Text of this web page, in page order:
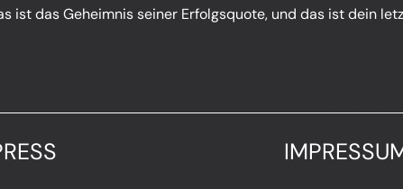
ist das Geheimnis seiner Erfolgsquote, und das ist dein